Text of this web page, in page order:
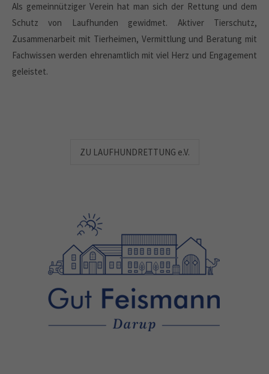
Als gemeinnütziger Verein hat man sich der Rettung und dem
Schutz von Laufhunden gewidmet. Aktiver Tierschutz,
Zusammenarbeit mit Tierheimen, Vermittlung und Beratung mit
Fachwissen werden ehrenamtlich mit viel Herz und Engagement
geleistet.
ZU LAUFHUNDRETTUNG e.V.